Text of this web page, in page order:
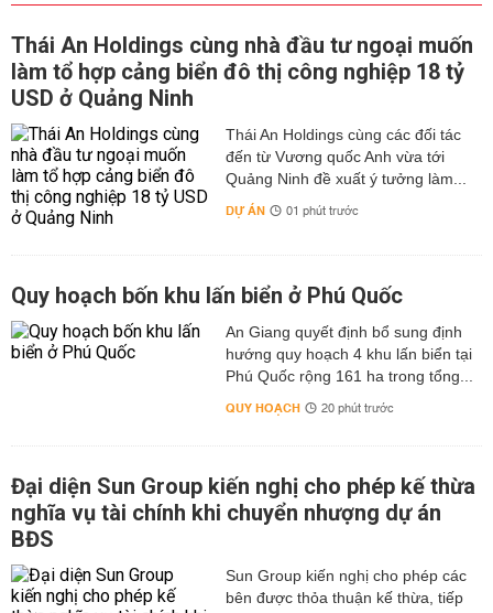
Thái An Holdings cùng nhà đầu tư ngoại muốn
làm tổ hợp cảng biển đô thị công nghiệp 18 tỷ
USD ở Quảng Ninh
Thái An Holdings cùng các đối tác
đến từ Vương quốc Anh vừa tới
Quảng Ninh đề xuất ý tưởng làm...
DỰ ÁN 01 phút trước
Quy hoạch bốn khu lấn biển ở Phú Quốc
An Giang quyết định bổ sung định
hướng quy hoạch 4 khu lấn biển tại
Phú Quốc rộng 161 ha trong tổng...
QUY HOẠCH 20 phút trước
Đại diện Sun Group kiến nghị cho phép kế thừa
nghĩa vụ tài chính khi chuyển nhượng dự án
BĐS
Sun Group kiến nghị cho phép các
bên được thỏa thuận kế thừa, tiếp